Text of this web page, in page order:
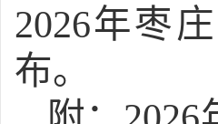
2026年枣
布。